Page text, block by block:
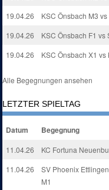
19.04.26
KSC Önsbach M3
19.04.26
KSC Önsbach F1 vs
19.04.26
KSC Önsbach X1 vs
Alle Begegnungen ansehen
LETZTER SPIELTAG
Datum Begegnung
11.04.26 KC Fortuna
11.04.26
SV Phoenix
M1